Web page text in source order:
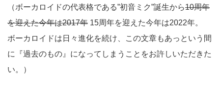
（ボーカロイドの代表格である”初音ミク”誕生から10周年
を迎えた今年は2017年 15周年を迎えた今年は2022年。
ボーカロイドは日々進化を続け、この文章もあっという間
に『過去のもの』になってしまうことをお許しいただきた
い。）